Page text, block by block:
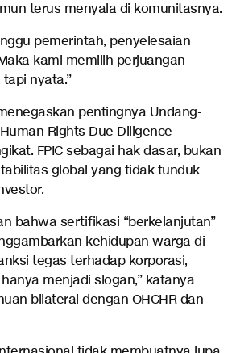
terus menyala di komunitasnya.
pemerintah, penyelesaian
kami memilih perjuangan
nyata.”
pentingnya Undang-
Rights Due Diligence
FPIC sebagai hak dasar, bukan
global yang tidak tunduk
bahwa sertifikasi “berkelanjutan”
kehidupan warga di
tegas terhadap korporasi,
menjadi slogan,” katanya
bilateral dengan OHCHR dan